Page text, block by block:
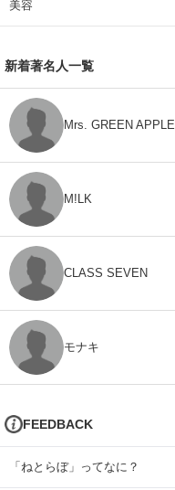
美容
新着著名人一覧
Mrs. GREEN APPLE
M!LK
CLASS SEVEN
モナキ
FEEDBACK
「ねとらぼ」ってなに？